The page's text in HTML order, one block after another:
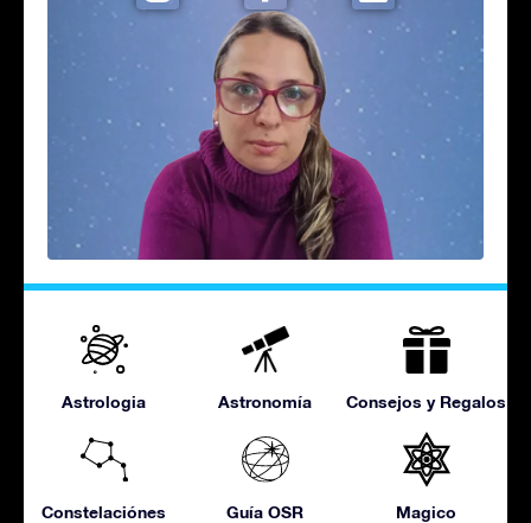
Astrologia Astronomía Consejos y Regalos
Constelaciónes Guía OSR Magico